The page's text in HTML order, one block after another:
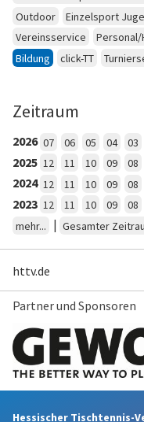
Outdoor
Einzelsport
Vereinsservice
Bildung
click-TT
Zeitraum
2026 07 06 05 04 03
2025 12 11 10 09 08
2024 12 11 10 09 08
2023 12 11 10 09 08
mehr...
| Gesamter
httv.de
Partner und Sponsoren
Hessischer Tischtennis-